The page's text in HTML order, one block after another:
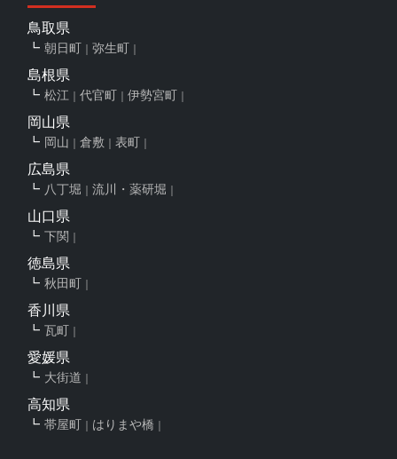
鳥取県
朝日町 弥生町
島根県
松江 代官町 伊勢宮町
岡山県
岡山 倉敷 表町
広島県
八丁堀 流川・薬研堀
山口県
下関
徳島県
秋田町
香川県
瓦町
愛媛県
大街道
高知県
帯屋町 はりまや橋